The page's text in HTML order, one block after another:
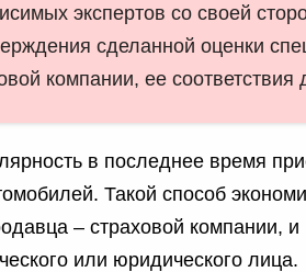
экспертов со своей
сделанной оценки
компании, ее соответствия
в последнее время
Такой способ
– страховой компании, и
или юридического лица.